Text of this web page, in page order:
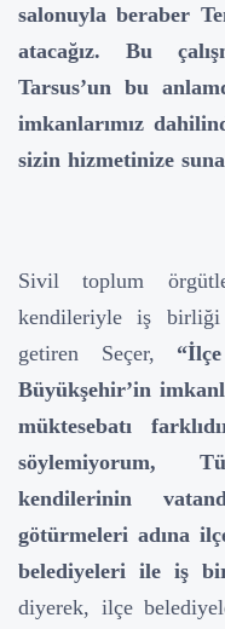
salonuyla beraber
atacağız. Bu
Tarsus’un bu
imkanlarımız
sizin hizmetinize
Sivil toplum
kendileriyle iş birliği
getiren Seçer,
Büyükşehir’in
müktesebatı
söylemiyorum,
kendilerinin
götürmeleri adına
belediyeleri ile iş
diyerek, ilçe